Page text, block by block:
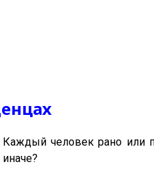
Каждый человек рано или
иначе?